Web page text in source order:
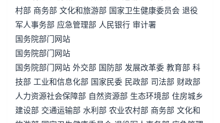
村部 商务部 文化和旅游部 国家卫生健康委员会 退役
军人事务部 应急管理部 人民银行 审计署
国务院部门网站
国务院部门网站
国务院部门网站 外交部 国防部 发展改革委 教育部 科
技部 工业和信息化部 国家民委 民政部 司法部 财政部
人力资源社会保障部 自然资源部 生态环境部 住房城乡
建设部 交通运输部 水利部 农业农村部 商务部 文化和